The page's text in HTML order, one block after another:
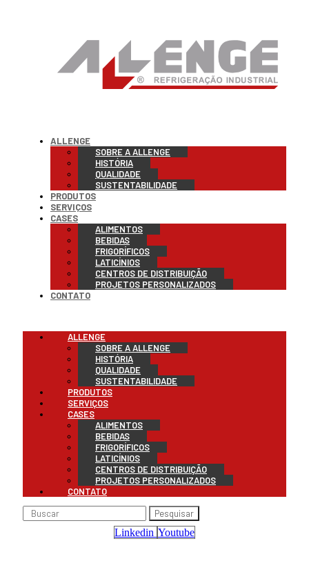
ALLENGE
SOBRE A ALLENGE
HISTÓRIA
QUALIDADE
SUSTENTABILIDADE
PRODUTOS
SERVIÇOS
CASES
ALIMENTOS
BEBIDAS
FRIGORÍFICOS
LATICÍNIOS
CENTROS DE DISTRIBUIÇÃO
PROJETOS PERSONALIZADOS
CONTATO
ALLENGE
SOBRE A ALLENGE
HISTÓRIA
QUALIDADE
SUSTENTABILIDADE
PRODUTOS
SERVIÇOS
CASES
ALIMENTOS
BEBIDAS
FRIGORÍFICOS
LATICÍNIOS
CENTROS DE DISTRIBUIÇÃO
PROJETOS PERSONALIZADOS
CONTATO
Pesquisar
Linkedin Youtube